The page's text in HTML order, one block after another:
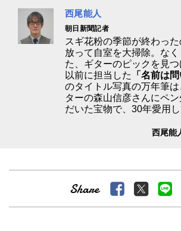
西尾能人
朝日新聞記者
スギ花粉の季節が終わっ
放って自室を大掃除。な
た、ギターのピックを見つ
以前に担当した
「名前は
のタイトル写真の万年筆
ターの森山信彦さんにペ
だいた宝物で、30年愛用し
西尾能